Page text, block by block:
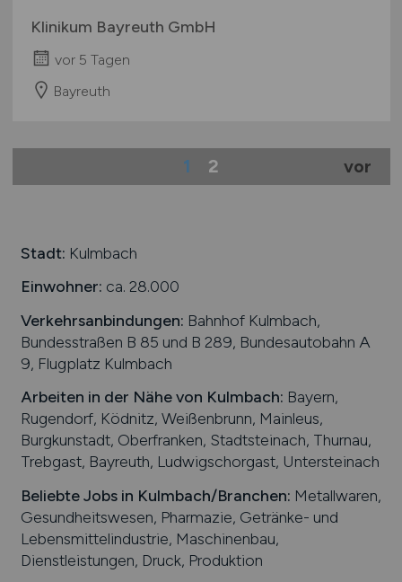
Klinikum Bayreuth GmbH
vor 5 Tagen
Bayreuth
1 2 vor
Stadt: Kulmbach
Einwohner: ca. 28.000
Verkehrsanbindungen: Bahnhof Kulmbach,
Bundesstraßen B 85 und B 289, Bundesautobahn A
9, Flugplatz Kulmbach
Arbeiten in der Nähe von Kulmbach: Bayern,
Rugendorf, Ködnitz, Weißenbrunn, Mainleus,
Burgkunstadt, Oberfranken, Stadtsteinach, Thurnau,
Trebgast, Bayreuth, Ludwigschorgast, Untersteinach
Beliebte Jobs in Kulmbach/Branchen: Metallwaren,
Gesundheitswesen, Pharmazie, Getränke- und
Lebensmittelindustrie, Maschinenbau,
Dienstleistungen, Druck, Produktion